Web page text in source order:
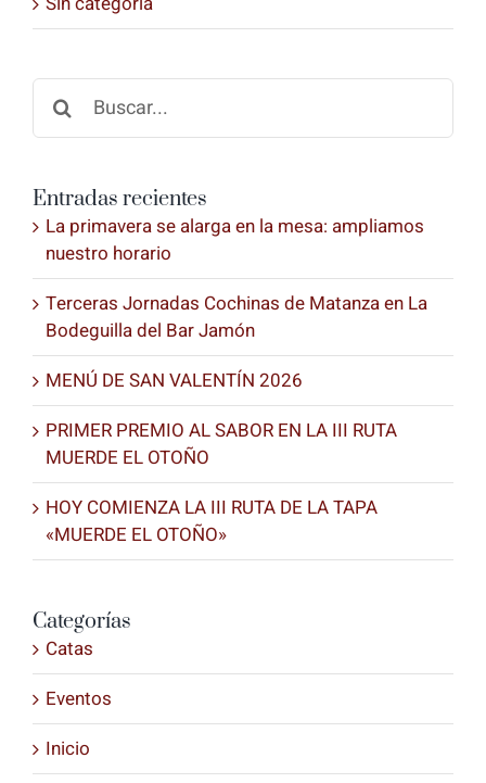
Buscar:
Entradas recientes
La primavera se alarga en la mesa: ampliamos
nuestro horario
Terceras Jornadas Cochinas de Matanza en La
Bodeguilla del Bar Jamón
MENÚ DE SAN VALENTÍN 2026
PRIMER PREMIO AL SABOR EN LA III RUTA
MUERDE EL OTOÑO
HOY COMIENZA LA III RUTA DE LA TAPA
«MUERDE EL OTOÑO»
Categorías
Catas
Eventos
Inicio